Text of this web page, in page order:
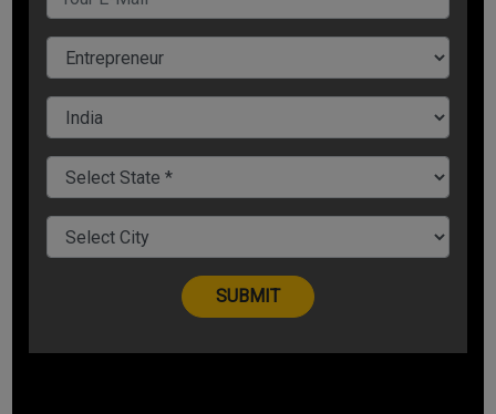
शायद यह उनकी पसंद और शौक की भी बात होती है और शायद यही कारण भी है
कि ऐसे प्रोडक्ट्स की बारीकियों के बारे में भी अच्छे से जानती हैं। इस नॉलेज के
कारण वे कॉस्मेटिक शॉप का काम अच्छे से कर सकती हैं। इसलिए जो महिलाएं
अपने लिए पार्ट टाइम बिज़नेस की तलाश कर रही हैं, उनके लिए कॉस्मेटिक शॉप
अच्छा बिज़नेस हो सकता है।
महिलाओं को ज्वेलरी का बहुत शौक होता है, लेकिन सोने चांदी के बढ़ते दामों और
लूटपाट की घटनाओं से बचने के लिए अधिकतर लोग शादी विवाह और अन्य मौकों
पर आर्टिफिशियल ज्वेलरी पहनना पसंद करते हैं। आज आपको अच्छी अच्छी
डिज़ाइन की कई सारी आर्टिफिशियल ज्वेलरी मिल सकती हैं। ऐसे में आप घर पर
पार्ट टाइम बिज़नेस के रूप में आर्टिफिशियल ज्वेलरी का काम कर सकती हैं।
इसके लिए आपको अच्छी डिज़ाइन की ज्वेलरी अपने पास रखनी होगी, तो लोग